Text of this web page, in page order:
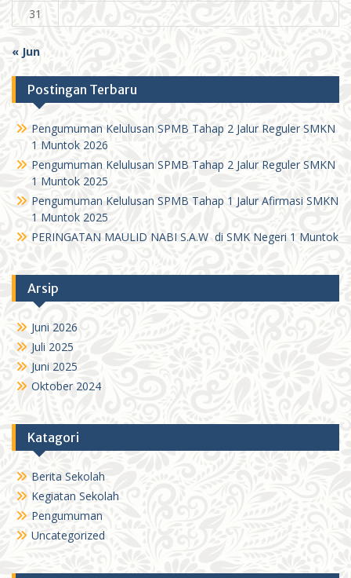
31
« Jun
Postingan Terbaru
Pengumuman Kelulusan SPMB Tahap 2 Jalur Reguler SMKN
1 Muntok 2026
Pengumuman Kelulusan SPMB Tahap 2 Jalur Reguler SMKN
1 Muntok 2025
Pengumuman Kelulusan SPMB Tahap 1 Jalur Afirmasi SMKN
1 Muntok 2025
PERINGATAN MAULID NABI S.A.W di SMK Negeri 1 Muntok
Arsip
Juni 2026
Juli 2025
Juni 2025
Oktober 2024
Katagori
Berita Sekolah
Kegiatan Sekolah
Pengumuman
Uncategorized